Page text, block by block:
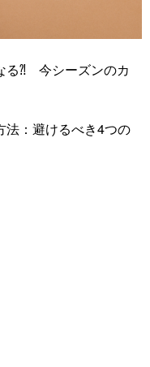
る⁈ 今シーズンのカ
法：避けるべき4つの